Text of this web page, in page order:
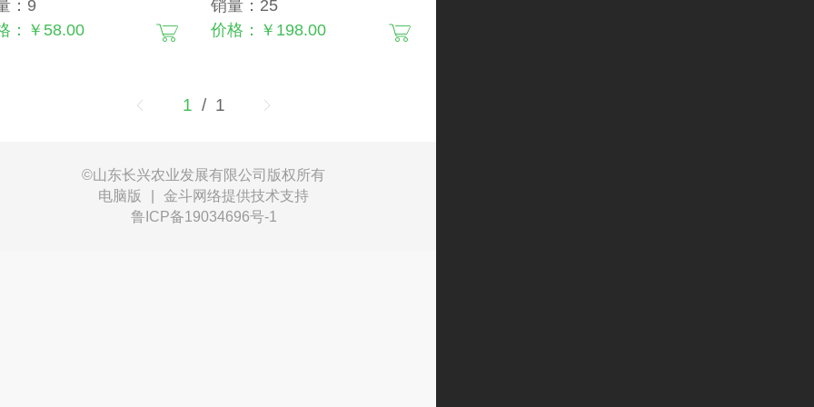
：9
：￥58.00
销量：25
价格：￥198.00
1 / 1
©山东长兴农业发展有限公司 版权所有
电脑版
金斗网络提供技术支持
鲁ICP备19034696号-1